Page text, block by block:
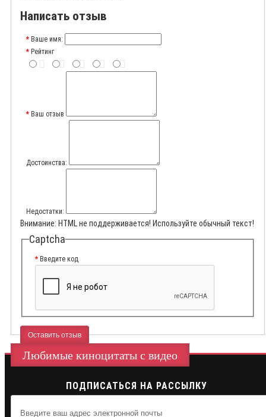
Написать отзыв
Ваше имя:
Рейтинг
Ваш отзыв
Достоинства:
Недостатки:
Внимание: HTML не поддерживается! Используйте обычный текст!
Captcha
Введите код
Оставить отзыв
Любимые киноцитаты с видео
ПОДПИСАТЬСЯ НА РАССЫЛКУ